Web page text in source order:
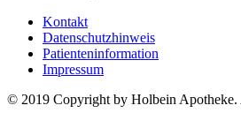
Kontakt
Datenschutzhinweis
Patienteninformation
Impressum
© 2019 Copyright by Holbein Apotheke.